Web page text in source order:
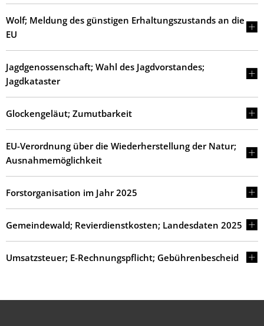
Wolf; Meldung des günstigen Erhaltungszustands an die
EU
Jagdgenossenschaft; Wahl des Jagdvorstandes;
Jagdkataster
Glockengeläut; Zumutbarkeit
EU-Verordnung über die Wiederherstellung der Natur;
Ausnahmemöglichkeit
Forstorganisation im Jahr 2025
Gemeindewald; Revierdienstkosten; Landesdaten 2025
Umsatzsteuer; E-Rechnungspflicht; Gebührenbescheid